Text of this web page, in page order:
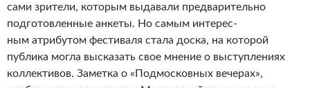
сами зрители, которым выдавали предварительно
подготовленные анкеты. Но самым интерес­
ным атрибутом фестиваля стала доска, на которой
публика могла высказать свое мнение о выступлениях
коллективов. Заметка о «Подмосковных вечерах»,